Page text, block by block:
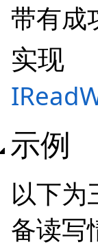
带有成
实现
示例
以下为
备读写